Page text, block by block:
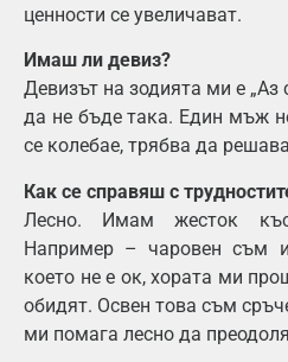
ценности се увеличават.
Имаш ли девиз?
Девизът на зодията ми е „Аз
да не бъде така. Един мъж
се колебае, трябва да
Как се справяш с
Лесно. Имам жесток
Например – чаровен съм
което не е ок, хората ми
обидят. Освен това съм
ми помага лесно да